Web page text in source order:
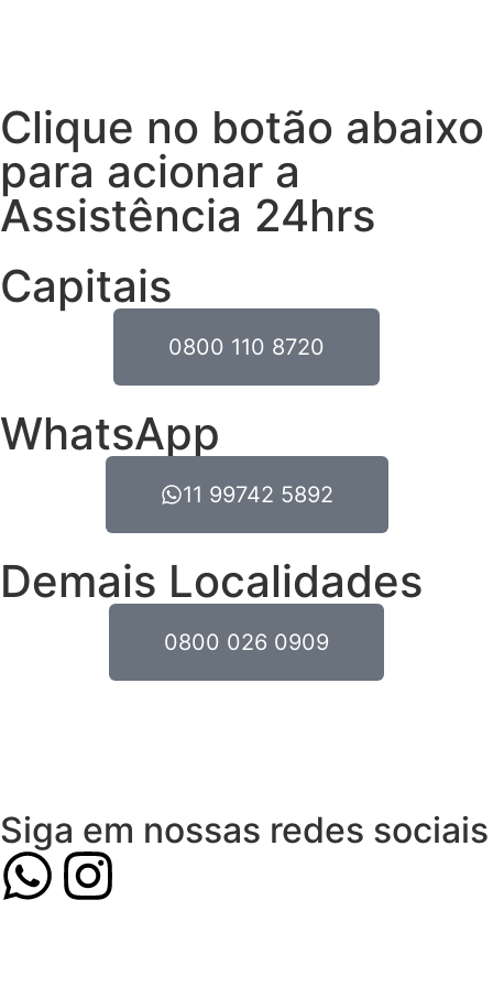
Clique no botão abaixo
para acionar a
Assistência 24hrs
Capitais
0800 110 8720
WhatsApp
11 99742 5892
Demais Localidades
0800 026 0909
Siga em nossas redes sociais